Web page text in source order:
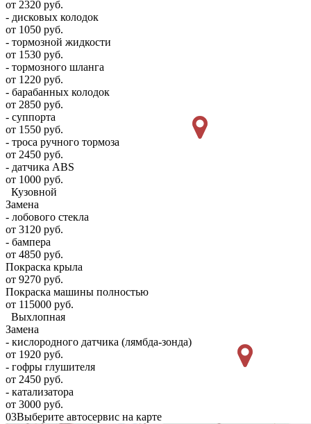
от 2320 руб.
- дисковых колодок
от 1050 руб.
- тормозной жидкости
от 1530 руб.
- тормозного шланга
от 1220 руб.
- барабанных колодок
от 2850 руб.
- суппорта
от 1550 руб.
- троса ручного тормоза
от 2450 руб.
- датчика ABS
от 1000 руб.
Кузовной
Замена
- лобового стекла
от 3120 руб.
- бампера
от 4850 руб.
Покраска крыла
от 9270 руб.
Покраска машины полностью
от 115000 руб.
Выхлопная
Замена
- кислородного датчика (лямбда-зонда)
от 1920 руб.
- гофры глушителя
от 2450 руб.
- катализатора
от 3000 руб.
03Выберите автосервис на карте